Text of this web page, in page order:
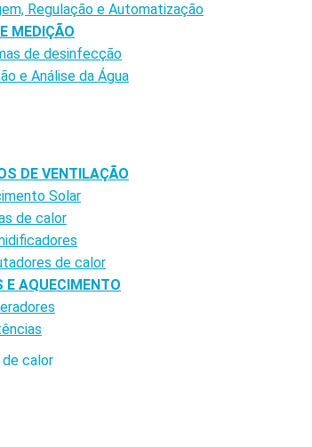
Regulação e Automatização
MEDIÇÃO
de desinfecção
e Análise da Água
DE VENTILAÇÃO
Solar
de calor
de calor
E AQUECIMENTO